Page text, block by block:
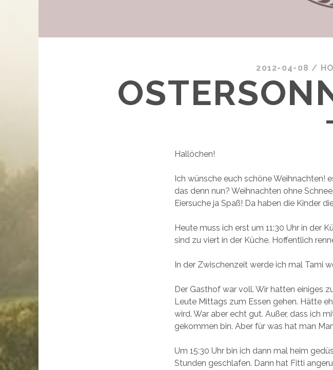
2012-04-08 /
Hallöchen!
Ich wünsche euch schöne Weihnachten!
das denn nun? Weihnachten ohne
Eiersuche ja Spaß! Da haben die Kinder
Heute muss ich erst um 11:30 Uhr in der
sind zu viert in der Küche. Hoffentlich
In der Zwischenzeit werde ich mal Tami
Der Gasthof war voll. Wir hatten einiges
Leute Mittags zum Essen gehen. Hätte
wird. War aber echt gut. Außer, dass ich
gekommen bin. Aber für was hat man
Um 15:30 Uhr bin ich dann mal heim
Stunden geschlafen. Dann hat Fitti